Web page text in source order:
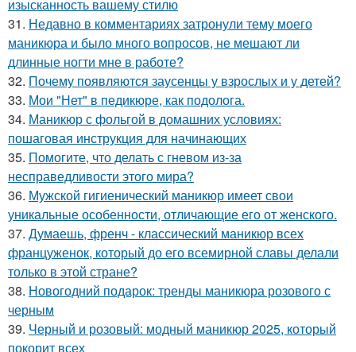
изысканность вашему стилю
31. Недавно в комментариях затронули тему моего
маникюра и было много вопросов, не мешают ли
длинные ногти мне в работе?
32. Почему появляются заусенцы у взрослых и у детей?
33. Мои "Нет" в педикюре, как подолога.
34. Маникюр с фольгой в домашних условиях:
пошаговая инструкция для начинающих
35. Помогите, что делать с гневом из-за
несправедливости этого мира?
36. Мужской гигиенический маникюр имеет свои
уникальные особенности, отличающие его от женского.
37. Думаешь, френч - классический маникюр всех
француженок, который до его всемирной славы делали
только в этой стране?
38. Новогодний подарок: тренды маникюра розового с
черным
39. Черный и розовый: модный маникюр 2025, который
покорит всех